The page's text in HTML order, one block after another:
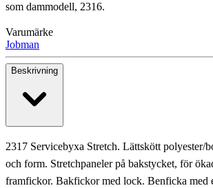
som dammodell, 2316.
Varumärke
Jobman
Beskrivning
2317 Servicebyxa Stretch. Lättskött polyester/
och form. Stretchpaneler på bakstycket, för
framfickor. Bakfickor med lock. Benficka med